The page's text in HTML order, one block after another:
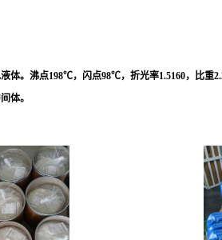
体。沸点198℃，闪点98℃，折光率1.5160，比重
体。